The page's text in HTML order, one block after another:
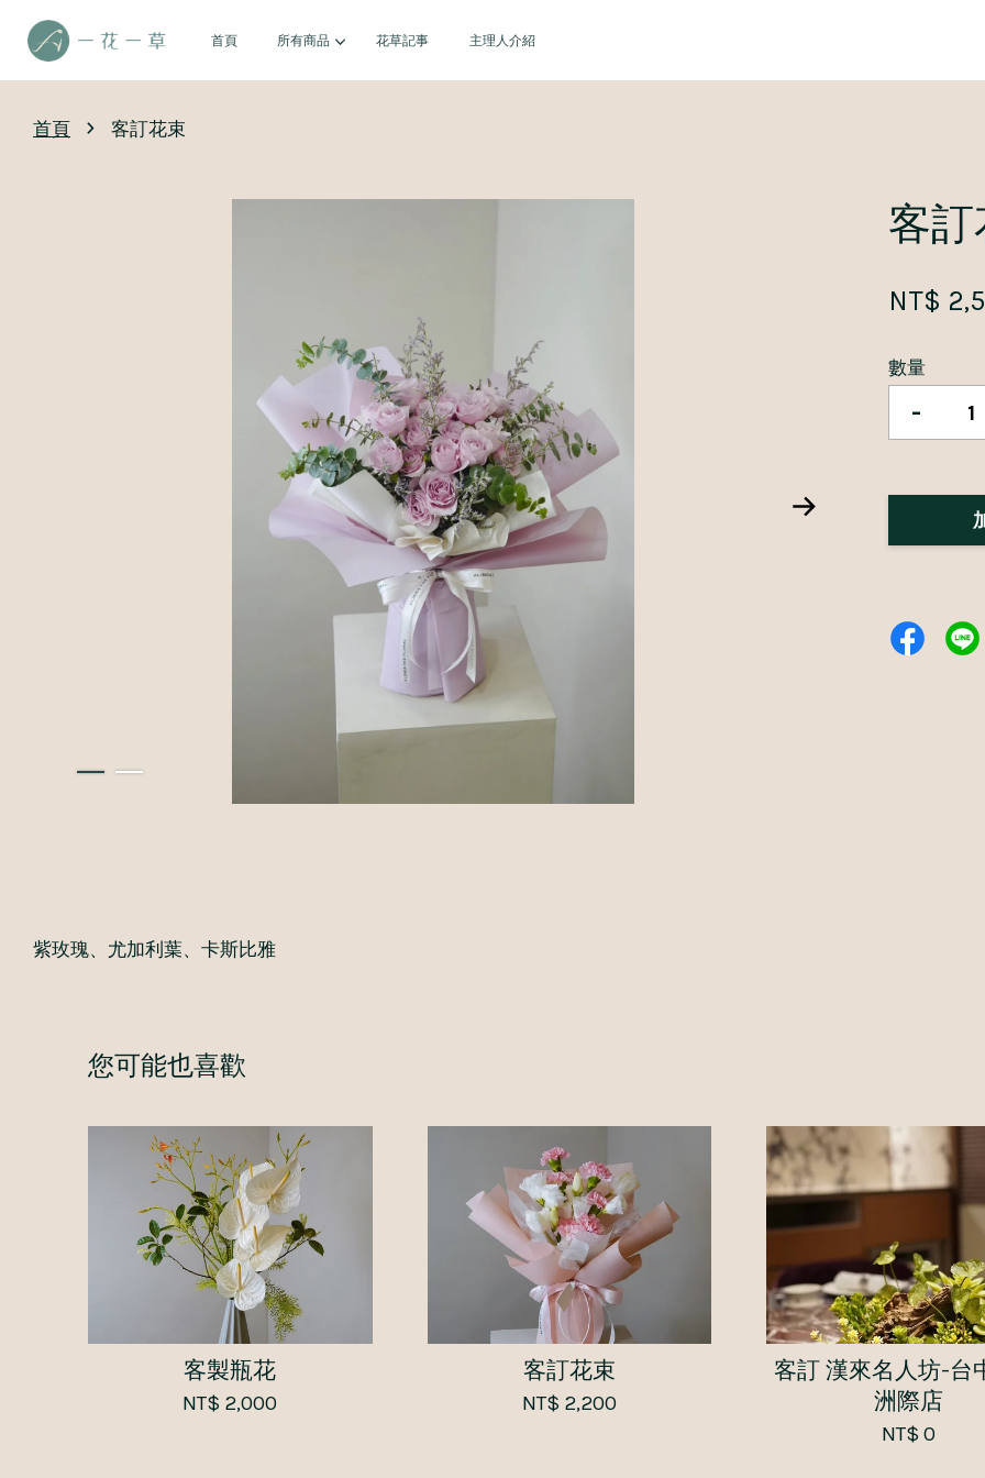
首頁 所有商品 花草記事 主理人介紹
首頁 › 客訂花束
客訂
NT$
數量
-
紫玫瑰、尤加利葉、卡斯比雅
您可能也喜歡
客製瓶花
NT$ 2,000
客訂花束
NT$ 2,200
客訂 漢來名人坊-台
洲際店
NT$ 0